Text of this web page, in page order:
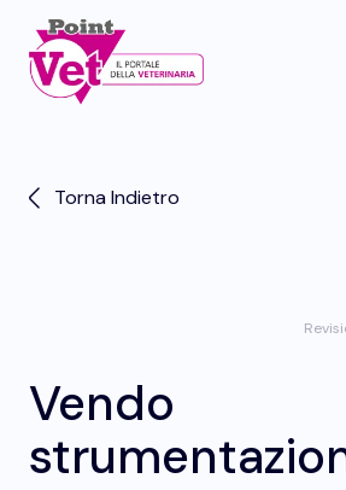
Torna Indietro
Vendo